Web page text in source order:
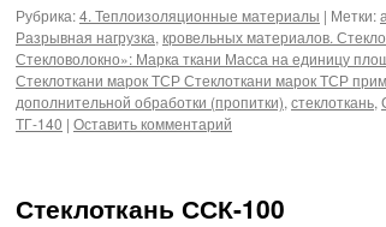
Рубрика:4. Теплоизоляционные материалы | Метки:
Разрывная нагрузка, кровельных материалов.
Стекловолокно»: Марка ткани Масса на единицу
Стеклоткани марок ТСР Стеклоткани марок ТСР
дополнительной обработки (пропитки), стеклоткань,
ТГ-140 | Оставить комментарий
Стеклоткань ССК-100